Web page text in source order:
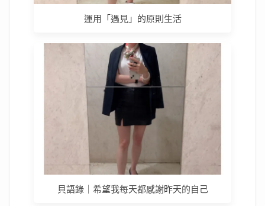
運用「遇見」的原則生活
貝語錄｜希望我每天都感謝昨天的自己